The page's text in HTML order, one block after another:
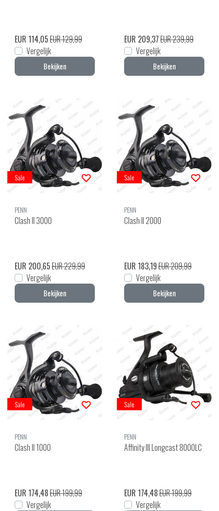
EUR 114,05EUR 129,99
Vergelijk
Bekijken
EUR 209,37EUR 239,99
Vergelijk
Bekijken
Sale
PENN
Clash II 3000
EUR 200,65EUR 229,99
Vergelijk
Bekijken
Sale
PENN
Clash II 2000
EUR 183,19EUR 209,99
Vergelijk
Bekijken
Sale
PENN
Clash II 1000
EUR 174,48EUR 199,99
Vergelijk
Sale
PENN
Affinity III Longcast 8000LC
EUR 174,48EUR 199,99
Vergelijk